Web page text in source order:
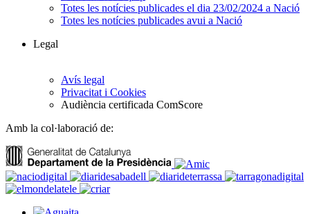
Totes les notícies publicades el dia 23/02/2024 a Nació
Totes les notícies publicades avui a Nació
Legal
Avís legal
Privacitat i Cookies
Audiència certificada ComScore
Amb la col·laboració de: